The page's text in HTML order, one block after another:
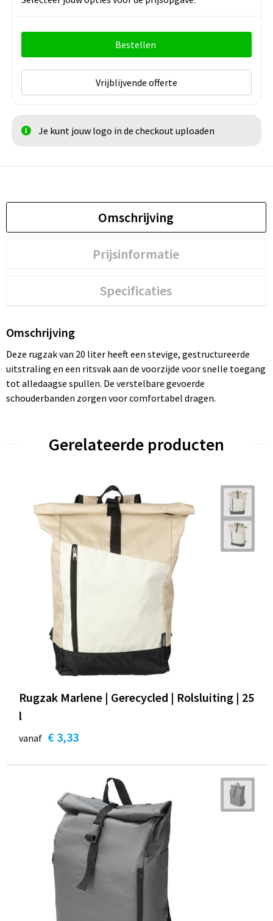
Bestellen
Vrijblijvende offerte
Je kunt jouw logo in de checkout uploaden
Omschrijving
Prijsinformatie
Specificaties
Omschrijving
Deze rugzak van 20 liter heeft een stevige, gestructureerde
uitstraling en een ritsvak aan de voorzijde voor snelle toegang
tot alledaagse spullen. De verstelbare gevoerde
schouderbanden zorgen voor comfortabel dragen.
Gerelateerde producten
Rugzak Marlene | Gerecycled | Rolsluiting | 25
l
vanaf € 3,33